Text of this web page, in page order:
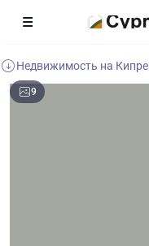
Недвижимость на Кипре
9